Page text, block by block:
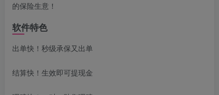
的保险生意！
软件特色
出单快！秒级承保又出单
结算快！生效即可提现金